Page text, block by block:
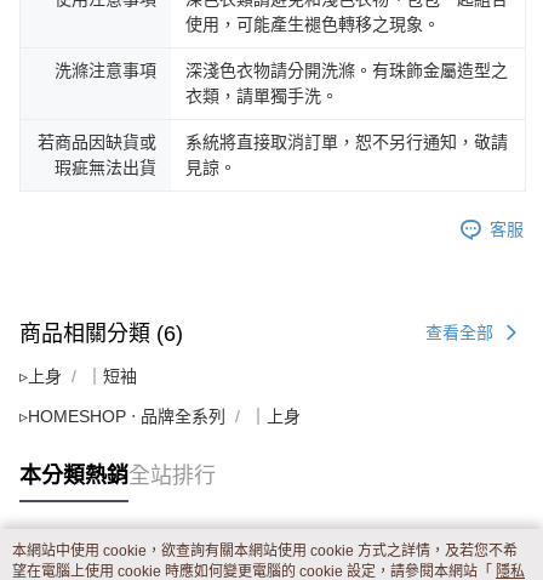
使用，可能產生褪色轉移之現象。
洗滌注意事項
深淺色衣物請分開洗滌。有珠飾金屬造型之
衣類，請單獨手洗。
若商品因缺貨或
瑕疵無法出貨
系統將直接取消訂單，恕不另行通知，敬請
見諒。
客服
商品相關分類 (6) 查看全部
▹上身 ｜短袖
▹HOMESHOP ‧ 品牌全系列 ｜上身
本分類熱銷全站排行
熱門標籤
本網站中使用 cookie，欲查詢有關本網站使用 cookie 方式之詳情，及若您不希
望在電腦上使用 cookie 時應如何變更電腦的 cookie 設定，請參閱本網站「 隱私